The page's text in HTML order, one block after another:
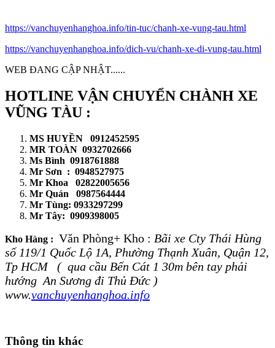
https://vanchuyenhanghoa.info/tin-tuc/chanh-xe-vung-tau.html
https://vanchuyenhanghoa.info/dich-vu/chanh-xe-di-vung-tau.html
WEB ĐANG CẬP NHẬT......
HOTLINE VẬN CHUYỂN CHÀNH XE
VŨNG TÀU :
MS HUYỀN 0912452595
MR TOÀN 0932702666
Ms Bình 0918761888
Mr Sơn : 0948527975
Mr Khoa 02822005656
Mr Quán 0987564444
Mr Tùng: 0933297299
Mr Tây: 0909398005
Kho Hàng : Văn Phòng+ Kho : Bãi xe Cty Thái Hùng
số 119/1 Quốc Lộ 1A, Phường Thạnh Xuân, Quận 12,
Tp HCM ( qua cầu Bến Cát 1 30m bên tay phải
hướng An Sương đi Thủ Đức )
www.vanchuyenhanghoa.info
Thông tin khác